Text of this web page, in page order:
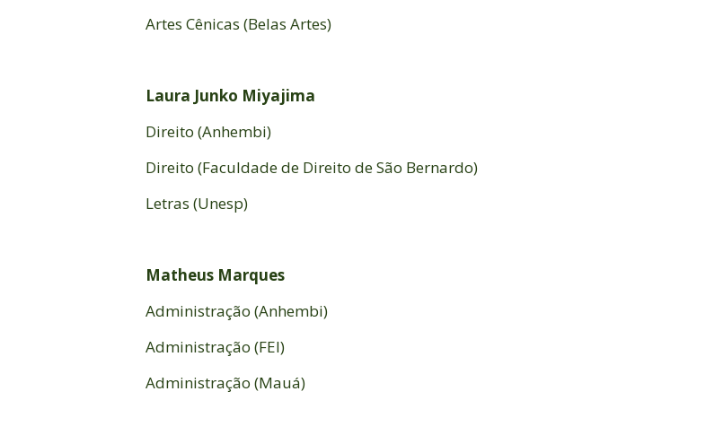
Artes Cênicas (Belas Artes)
Laura Junko Miyajima
Direito (Anhembi)
Direito (Faculdade de Direito de São Bernardo)
Letras (Unesp)
Matheus Marques
Administração (Anhembi)
Administração (FEI)
Administração (Mauá)